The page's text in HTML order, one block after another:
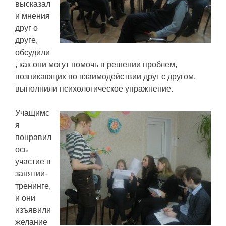
высказал
и мнения
друг о
друге,
обсудили
, как они могут помочь в решении проблем,
возникающих во взаимодействии друг с другом,
выполнили психологическое упражнение.
Учащимс
я
понравил
ось
участие в
занятии-
тренинге,
и они
изъявили
желание